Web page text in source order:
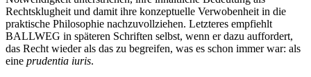
Rechtsklugheit und damit ihre konzeptuelle Verwobenheit in die
praktische Philosophie nachzuvollziehen. Letzteres empfiehlt
BALLWEG in späteren Schriften selbst, wenn er dazu auffordert,
das Recht wieder als das zu begreifen, was es schon immer war: als
eine prudentia iuris.